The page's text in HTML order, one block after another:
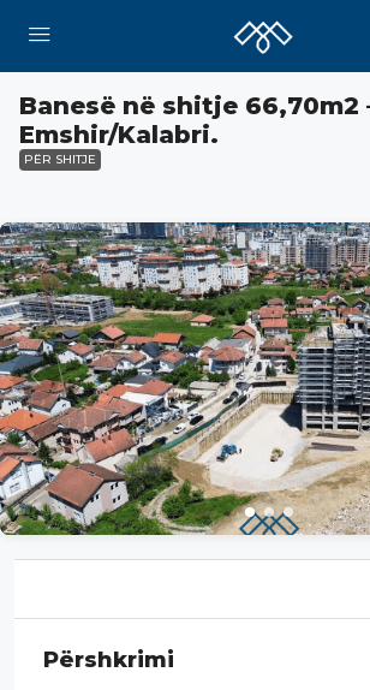
Banesë në shitje 66,70m2
Emshir/Kalabri.
PËR SHITJE
Përshkrimi